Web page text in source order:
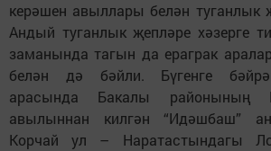
керәшен авыллары белән туганлык
Андый туганлык җепләре хәзерге
заманында тагын да ераграк
белән дә бәйли. Бүгенге
арасында Бакалы районының
авылыннан килгән “Идәшбаш”
Корчай ул – Наратастындагы